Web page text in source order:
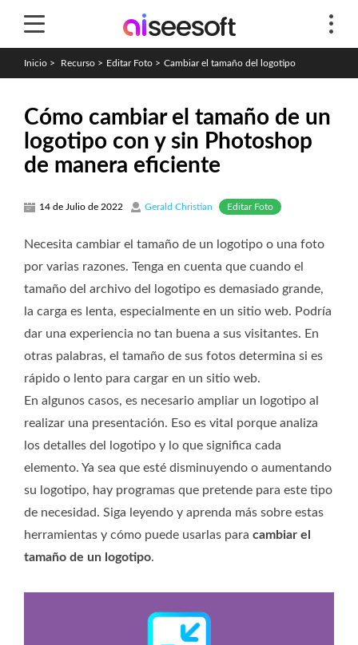
Inicio > Recurso > Editar Foto > Cambiar el tamaño del logotipo
Cómo cambiar el tamaño de un
logotipo con y sin Photoshop
de manera eficiente
14 de Julio de 2022 Gerald Christian Editar Foto
Necesita cambiar el tamaño de un logotipo o una foto
por varias razones. Tenga en cuenta que cuando el
tamaño del archivo del logotipo es demasiado grande,
la carga es lenta, especialmente en un sitio web. Podría
dar una experiencia no tan buena a sus visitantes. En
otras palabras, el tamaño de sus fotos determina si es
rápido o lento para cargar en un sitio web.
En algunos casos, es necesario ampliar un logotipo al
realizar una presentación. Eso es vital porque analiza
los detalles del logotipo y lo que significa cada
elemento. Ya sea que esté disminuyendo o aumentando
su logotipo, hay programas que pretende para este tipo
de necesidad. Siga leyendo y aprenda más sobre estas
herramientas y cómo puede usarlas para cambiar el
tamaño de un logotipo.